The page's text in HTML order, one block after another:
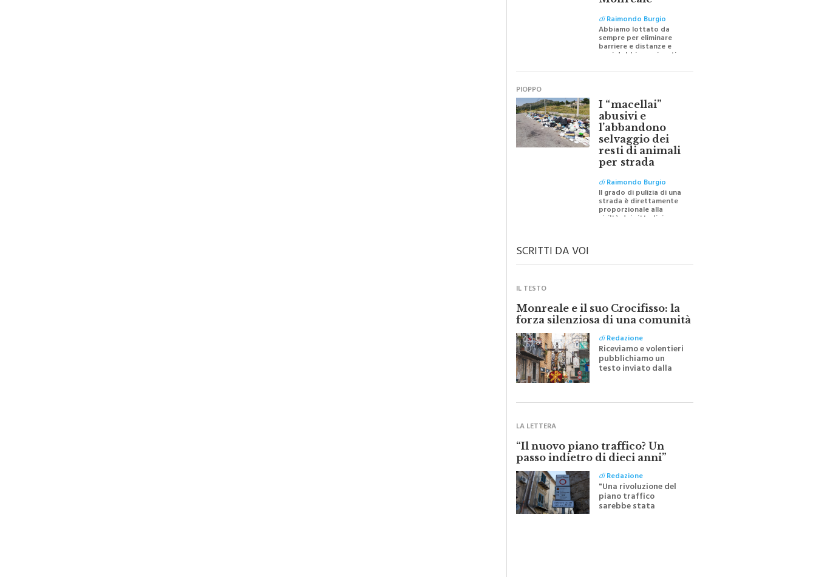
diRaimondo Burgio
Abbiamo lottato da
sempre per eliminare
barriere e distanze e
oggi dobbiamo ripartire
PIOPPO
I “macellai”
abusivi e
l’abbandono
selvaggio dei
resti di animali
per strada
diRaimondo Burgio
Il grado di pulizia di una
strada è direttamente
proporzionale alla
civiltà dei cittadini
SCRITTI DA VOI
IL TESTO
Monreale e il suo Crocifisso: la
forza silenziosa di una comunità
diRedazione
Riceviamo e volentieri
pubblichiamo un
testo inviato dalla
scrittrice monrealese
Festa del Santissimo
LA LETTERA
“Il nuovo piano traffico? Un
passo indietro di dieci anni”
diRedazione
"Una rivoluzione del
piano traffico
sarebbe stata
efficace se preceduta